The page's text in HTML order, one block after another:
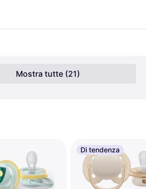
Mostra tutte (21)
Di tendenza